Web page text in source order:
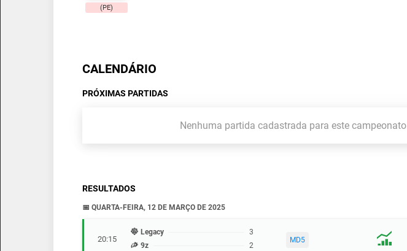
(PE)
CALENDÁRIO
PRÓXIMAS PARTIDAS
Nenhuma partida cadastrada para este campeonato
RESULTADOS
📅 QUARTA-FEIRA, 12 DE MARÇO DE 2025
20:15
Legacy
3
9z
2
MD5